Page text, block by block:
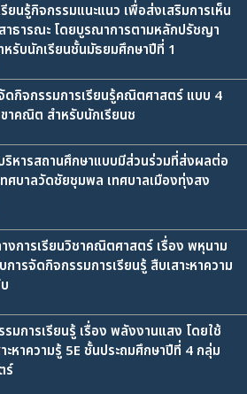
นรู้กิจกรรมแนะแนว เพื่อส่งเสริมการเห็น
าธารณะ โดยบูรณาการตามหลักปรัชญา
รับนักเรียนชั้นมัธยมศึกษาปีที่ 1
กิจกรรมการเรียนรู้คณิตศาสตร์ แบบ 4
าคณิต สำหรับนักเรียนช
หารสถานศึกษาแบบมีส่วนร่วมที่ส่งผลต่อ
ศบาลวัดชัยชุมพล เทศบาลเมืองทุ่งสง
การเรียนวิชาคณิตศาสตร์ เรื่อง พหุนาม
ารจัดกิจกรรมการเรียนรู้ สืบเสาะหาความ
มการเรียนรู้ เรื่อง พลังงานแสง โดยใช้
หาความรู้ 5E ชั้นประถมศึกษาปีที่ 4 กลุ่ม
ร์